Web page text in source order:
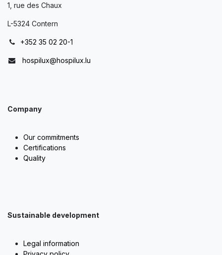
1, rue des Chaux
L-5324 Contern
+352 35 02 20-1
hospilux@hospilux.lu
Company
Our commitments
Certifications
Quality
Sustainable development
Legal information